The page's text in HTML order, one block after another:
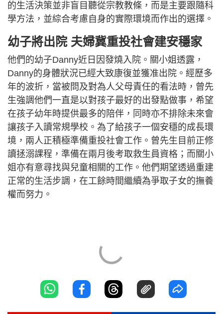
的生活決策並非盲目聽從宗教教條，而是主要跟隨科
學方法，並綜合考慮自身的實際環境而作出的選擇。
幼子將出院 夫婦冀重投社會建安穩家
他們的幼子Danny近日因發燒入院。關小姐透露，
Danny的身體狀況已經大致康復並獲准出院。經歷多
年的波折，當被問及對為人父母責任的看法時，曾先
生強調他們一直是以對孩子最好的出發點做事，希望
在孩子幼年時提供最多的陪伴，同時亦不排除未來會
讓孩子入讀常規學校。為了給孩子一個安穩的成長環
境，兩人正積極準備重投社會工作。曾先生目前正修
讀拯溺課程，準備在兩月後考取救生員資格；而關小
姐亦有意尋找與兒童相關的工作。他們期望透過重建
正常的生活步調，在工餘時間繼續為爭取子女的撫養
權而努力。